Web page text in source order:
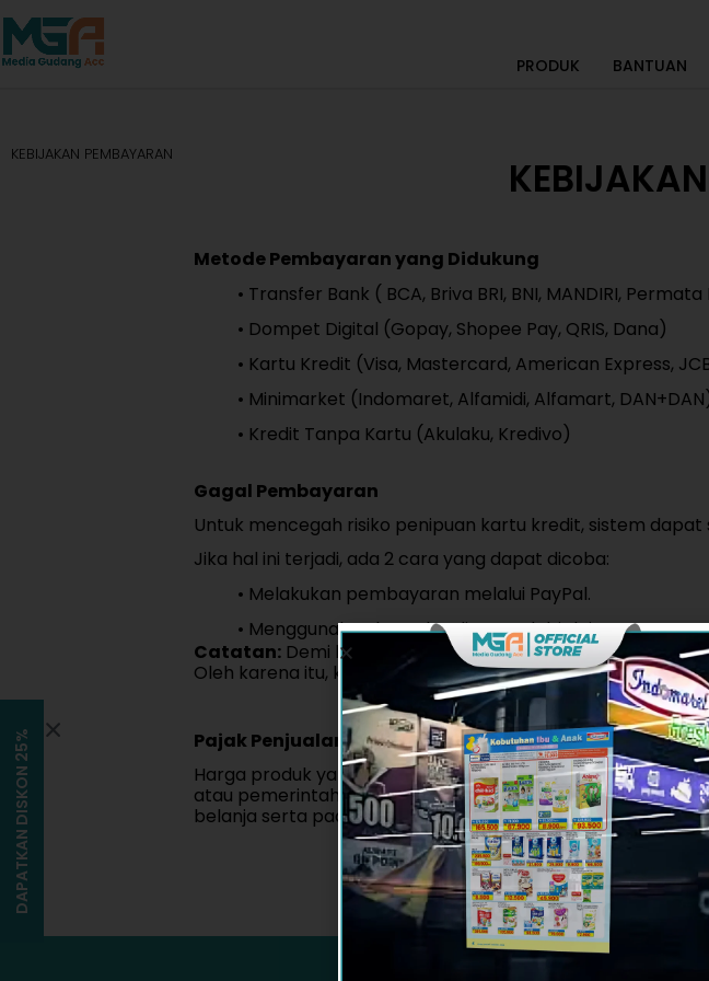
PRODUK BANTUAN
KEBIJAKAN PEMBAYARAN
Metode Pembayaran yang Didukung
• Transfer Bank ( BCA, Briva BRI, BNI, MANDIRI,
• Dompet Digital (Gopay, Shopee Pay, QRIS, Dana)
• Kartu Kredit (Visa, Mastercard, American Express,
• Minimarket (Indomaret, Alfamidi, Alfamart,
• Kredit Tanpa Kartu (Akulaku, Kredivo)
Gagal Pembayaran
Untuk mencegah risiko penipuan kartu kredit, sistem
Jika hal ini terjadi, ada 2 cara yang dapat dicoba:
• Melakukan pembayaran melalui PayPal.
• Menggunakan kartu kredit atau debit lain.
Catatan: Demi keamanan dan privasi Anda, pihak bank
Oleh karena itu, kami sarankan Anda langsung
Pajak Penjualan
Harga produk yang tercantum di toko belum termasuk
atau pemerintah yang berlaku. Pajak akan ditambahkan
belanja serta pada email konfirmasi pesanan.
DAPATKAN DISKON 25%